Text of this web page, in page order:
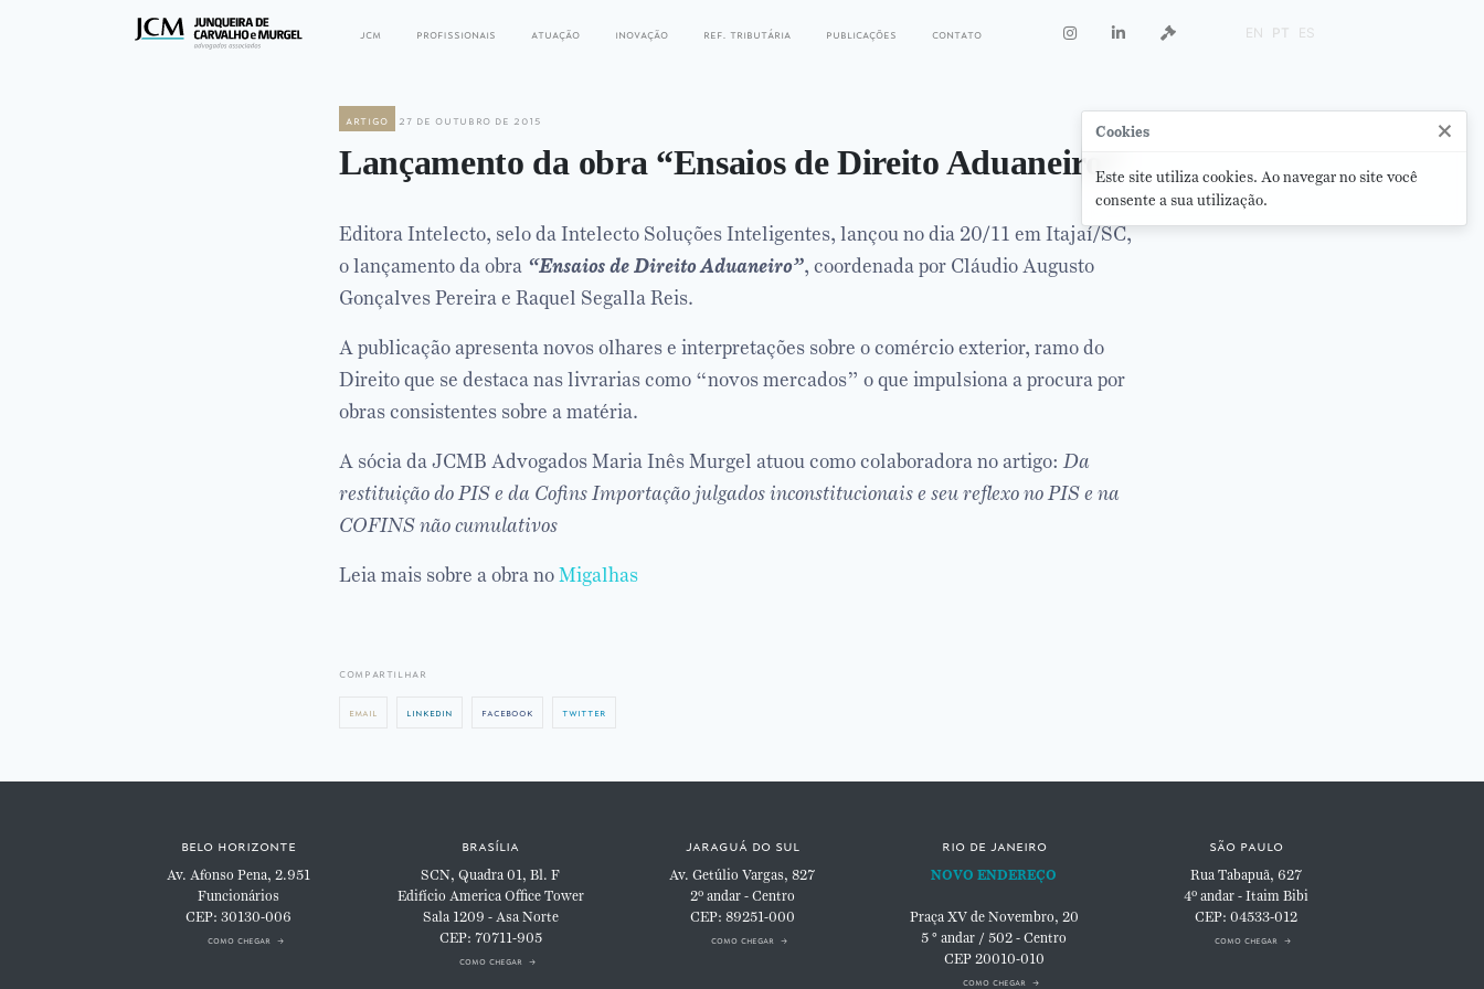
jcm profissionais atuação inovação ref. tributária publicações contato EN PT ES
artigo 27 de outubro de 2015
Lançamento da obra “Ensaios de Direito Aduaneiro”
Editora Intelecto, selo da Intelecto Soluções Inteligentes, lançou no dia 20/11 em Itajaí/SC,
o lançamento da obra “Ensaios de Direito Aduaneiro”, coordenada por Cláudio Augusto
Gonçalves Pereira e Raquel Segalla Reis.
A publicação apresenta novos olhares e interpretações sobre o comércio exterior, ramo do
Direito que se destaca nas livrarias como “novos mercados” o que impulsiona a procura por
obras consistentes sobre a matéria.
A sócia da JCMB Advogados Maria Inês Murgel atuou como colaboradora no artigo:Da
restituição do PIS e da Cofins Importação julgados inconstitucionais e seu reflexo no PIS e na
COFINS não cumulativos
Leia mais sobre a obra noMigalhas
compartilhar
email linkedin facebook twitter
belo horizonte
Av. Afonso Pena, 2.951
Funcionários
CEP: 30130-006
como chegar
brasília
SCN, Quadra 01, Bl. F
Edifício America Office Tower
Sala 1209 - Asa Norte
CEP: 70711-905
como chegar
jaraguá do sul
Av. Getúlio Vargas, 827
2º andar - Centro
CEP: 89251-000
como chegar
rio de janeiro
NOVO ENDEREÇO
Praça XV de Novembro, 20
5 ° andar / 502 - Centro
CEP 20010-010
como chegar
são paulo
Rua Tabapuã, 627
4º andar - Itaim Bibi
CEP: 04533-012
como chegar
Cookies ×
Este site utiliza cookies. Ao navegar no site você
consente a sua utilização.